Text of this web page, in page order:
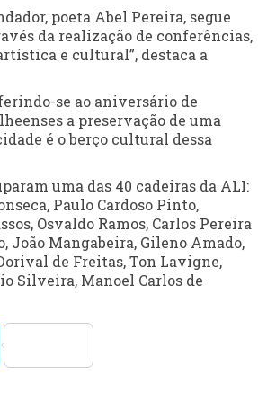
poeta Abel Pereira, segue
da realização de conferências,
e cultural”, destaca a
se ao aniversário de
a preservação de uma
é o berço cultural dessa
uma das 40 cadeiras da ALI:
Paulo Cardoso Pinto,
Osvaldo Ramos, Carlos Pereira
João Mangabeira, Gileno Amado,
de Freitas, Ton Lavigne,
Silveira, Manoel Carlos de
Compartilhar